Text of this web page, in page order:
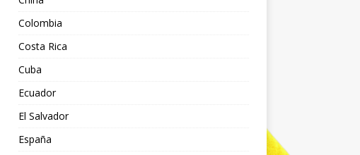
Colombia
Costa Rica
Cuba
Ecuador
El Salvador
España